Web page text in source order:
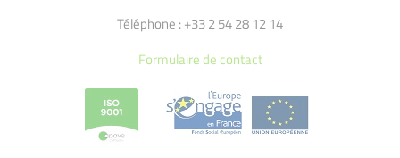
Téléphone : +33 2 54 28 12 14
Formulaire de contact